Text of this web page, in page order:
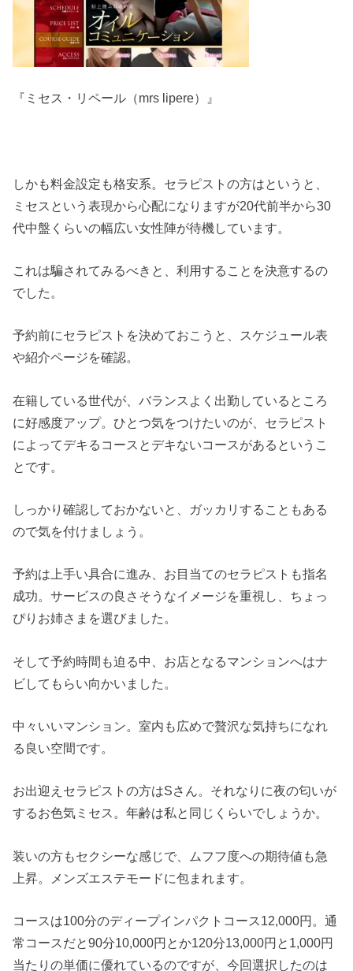
『ミセス・リペール（mrs lipere）』
しかも料金設定も格安系。セラピストの方はというと、
ミセスという表現から心配になりますが20代前半から30
代中盤くらいの幅広い女性陣が待機しています。
これは騙されてみるべきと、利用することを決意するの
でした。
予約前にセラピストを決めておこうと、スケジュール表
や紹介ページを確認。
在籍している世代が、バランスよく出勤しているところ
に好感度アップ。ひとつ気をつけたいのが、セラピスト
によってデキるコースとデキないコースがあるというこ
とです。
しっかり確認しておかないと、ガッカリすることもある
ので気を付けましょう。
予約は上手い具合に進み、お目当てのセラピストも指名
成功。サービスの良さそうなイメージを重視し、ちょっ
ぴりお姉さまを選びました。
そして予約時間も迫る中、お店となるマンションへはナ
ビしてもらい向かいました。
中々いいマンション。室内も広めで贅沢な気持ちになれ
る良い空間です。
お出迎えセラピストの方はSさん。それなりに夜の匂いが
するお色気ミセス。年齢は私と同じくらいでしょうか。
装いの方もセクシーな感じで、ムフフ度への期待値も急
上昇。メンズエステモードに包まれます。
コースは100分のディープインパクトコース12,000円。通
常コースだと90分10,000円とか120分13,000円と1,000円
当たりの単価に優れているのですが、今回選択したのは